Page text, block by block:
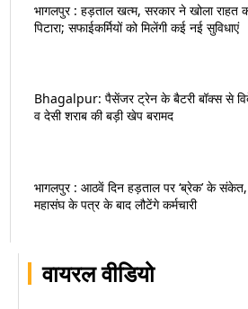
वायरल वीडियो
भागलपुर : हड़ताल खत्म, सरकार ने खोला राहत
पिटारा; सफाईकर्मियों को मिलेंगी कई नई सुविधाएं
Bhagalpur: पैसेंजर ट्रेन के बैटरी बॉक्स से
व देसी शराब की बड़ी खेप बरामद
भागलपुर : आठवें दिन हड़ताल पर ‘ब्रेक’ के संकेत,
महासंघ के पत्र के बाद लौटेंगे कर्मचारी